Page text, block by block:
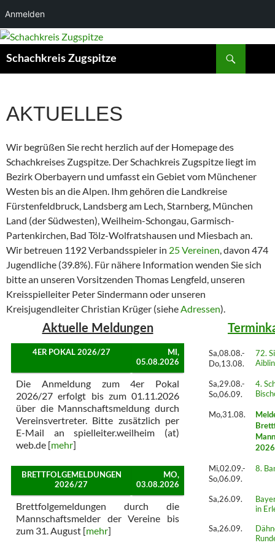
Anmelden
Schachkreis Zugspitze
AKTUELLES
Wir begrüßen Sie recht herzlich auf der Homepage des
Schachkreises Zugspitze. Der Schachkreis Zugspitze liegt im
Bezirk Oberbayern und umfasst ein Gebiet vom Münchener
Westen bis an die Alpen. Ihm gehören die Landkreise
Fürstenfeldbruck, Landsberg am Lech, Starnberg, München
Land (der Südwesten), Weilheim-Schongau, Garmisch-
Partenkirchen, Bad Tölz-Wolfratshausen und Miesbach an.
Wir betreuen 1192 Verbandsspieler in 25 Vereinen, davon 474
Jugendliche (39.8%). Für nähere Information wenden Sie sich
bitte an unseren Vorsitzenden Thomas Lengfeld, unseren
Kreisspielleiter Peter Sindermann oder unseren
Kreisjugendleiter Christian Krüger (sieheAdressen).
Aktuelle Meldungen
4ER POKAL 2026/27
MI,
05.08.2026
Die Anmeldung zum 4er Pokal
2026/27 erfolgt bis zum 01.11.2026
über die Mannschaftsmeldung durch
Vereinsvertreter. Bitte zusätzlich per
E-Mail an spielleiter.weilheim (at)
web.de [mehr]
BRETTFOLGEMELDUNGEN
2026/27
MO,
03.08.2026
Brettfolgemeldungen durch die
Mannschaftsmelder der Vereine bis
zum 31. August [mehr]
Sa,08.08.-
Do,13.08.
72.
Sa,29.08.-
So,06.09.
4.
Mo,31.08.
Mi,02.09.-
So,06.09.
8.
Sa,26.09.
in
Sa,26.09.